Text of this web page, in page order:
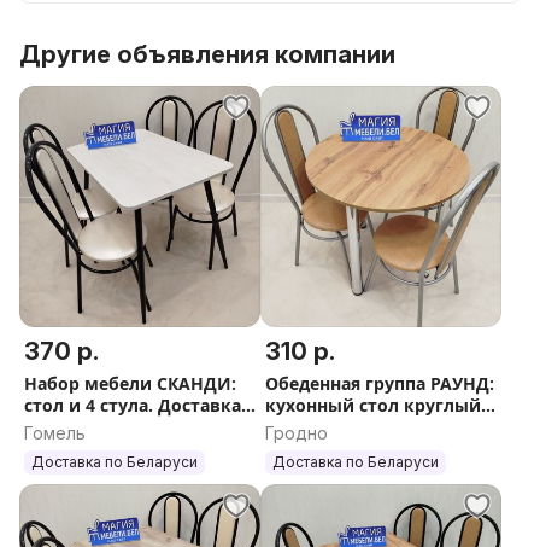
стеклянный, стол постформинг, стол из столешницы,
стол из ламинированного дсп, компьютерный стул,
компьютерный стол, кухонный стул, табурет, стул
обеденный, стул мягкий, стул со спинкой, стул
металлический каркас, табурет мягкий, табуретки,
табурет круглый )
Другие объявления компании
370 р.
Набор мебели СКАНДИ:
стол и 4 стула. Доставка
по РБ
Гомель
Доставка по Беларуси
310 р.
Обеденная группа РАУНД:
кухонный стол круглый
и 3 стула Доставка
Гарантия Обеденный
стол кухонный
Гродно
Доставка по Беларуси